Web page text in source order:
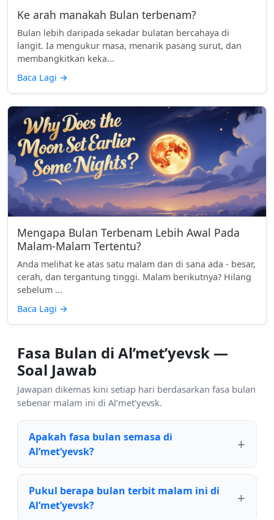
Ke arah manakah Bulan terbenam?
Bulan lebih daripada sekadar bulatan bercahaya di
langit. Ia mengukur masa, menarik pasang surut, dan
membangkitkan keka...
Baca Lagi →
Mengapa Bulan Terbenam Lebih Awal Pada
Malam-Malam Tertentu?
Anda melihat ke atas satu malam dan di sana ada - besar,
cerah, dan tergantung tinggi. Malam berikutnya? Hilang
sebelum ...
Baca Lagi →
Fasa Bulan di Al’met’yevsk —
Soal Jawab
Jawapan dikemas kini setiap hari berdasarkan fasa bulan
sebenar malam ini di Al’met’yevsk.
Apakah fasa bulan semasa di
Al’met’yevsk?
Pukul berapa bulan terbit malam ini di
Al’met’yevsk?